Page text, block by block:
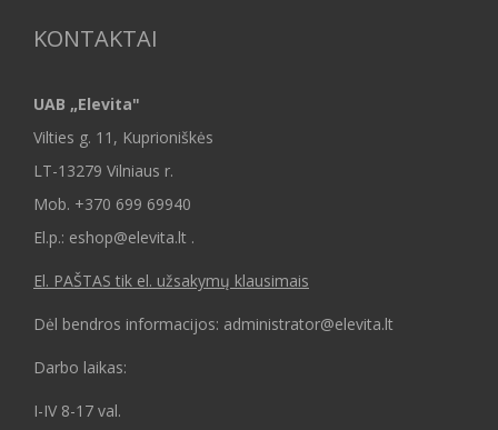
KONTAKTAI
UAB „Elevita"
Vilties g. 11, Kuprioniškės
LT-13279 Vilniaus r.
Mob. +370 699 69940
El.p.: eshop@elevita.lt .
El. PAŠTAS tik el. užsakymų klausimais
Dėl bendros informacijos: administrator@elevita.lt
Darbo laikas:
I-IV 8-17 val.